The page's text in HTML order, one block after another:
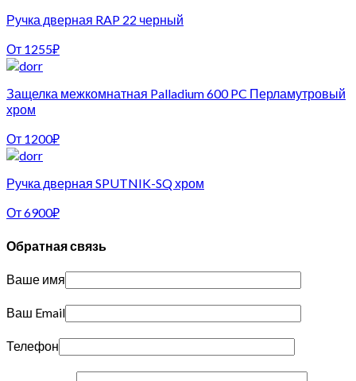
Ручка дверная RAP 22 черный
От 1255₽
Защелка межкомнатная Palladium 600 PC Перламутровый
хром
От 1200₽
Ручка дверная SPUTNIK-SQ хром
От6900₽
Обратная связь
Ваше имя
Ваш Email
Телефон